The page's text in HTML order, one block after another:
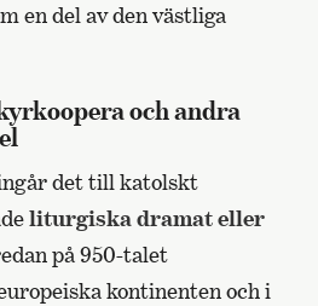
en del av den västliga
och andra
det till katolskt
liturgiska dramat eller
på 950-talet
kontinenten och i